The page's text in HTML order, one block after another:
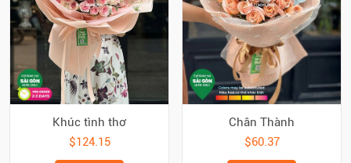
Khúc tình thơ
$124.15
Chân Thành
$60.37